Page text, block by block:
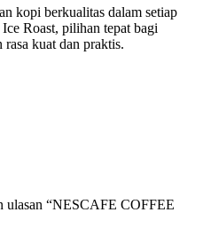
kopi berkualitas dalam setiap
Roast, pilihan tepat bagi
kuat dan praktis.
ulasan “NESCAFE COFFEE